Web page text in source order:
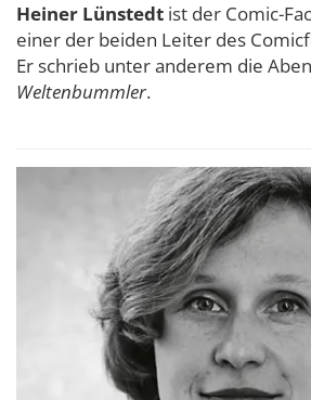
Heiner Lünstedt ist der Comic-
einer der beiden Leiter des
Er schrieb unter anderem die
Weltenbummler.